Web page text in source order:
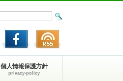
個人情報保護方針
privacy-policy